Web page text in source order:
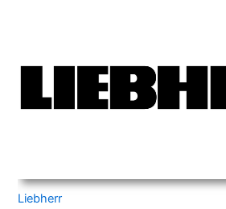
Liebherr